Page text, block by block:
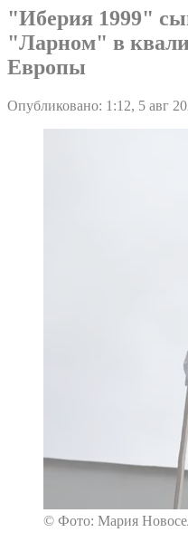
"Иберия 1999"
"Ларном" в
Европы
Опубликовано: 1:12, 5 авг
© Фото: Мария